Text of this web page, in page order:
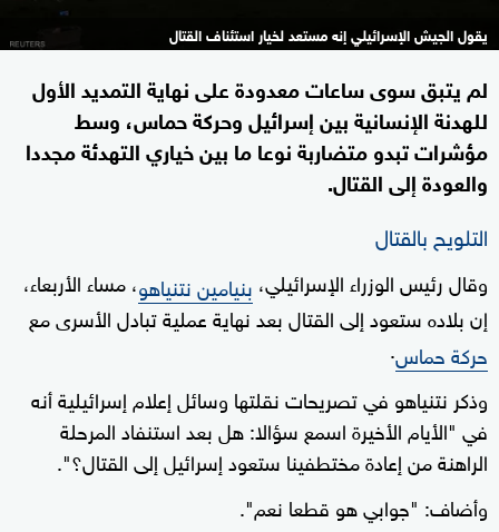
يقول الجيش الإسرائيلي إنه مستعد لخيار استئناف القتال
لم يتبق سوى ساعات معدودة على نهاية التمديد الأول
للهدنة الإنسانية بين إسرائيل وحركة حماس، وسط
مؤشرات تبدو متضاربة نوعا ما بين خياري التهدئة مجددا
والعودة إلى القتال.
التلويح بالقتال
وقال رئيس الوزراء الإسرائيلي، بنيامين نتنياهو، مساء الأربعاء،
إن بلاده ستعود إلى القتال بعد نهاية عملية تبادل الأسرى مع
حركة حماس.
وذكر نتنياهو في تصريحات نقلتها وسائل إعلام إسرائيلية أنه
في "الأيام الأخيرة اسمع سؤالا: هل بعد استنفاد المرحلة
الراهنة من إعادة مختطفينا ستعود إسرائيل إلى القتال؟".
وأضاف: "جوابي هو قطعا نعم".